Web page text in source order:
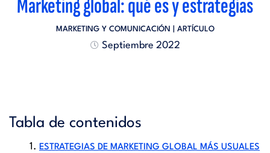
Marketing global: qué es y estrategias
MARKETING Y COMUNICACIÓN | ARTÍCULO
Septiembre 2022
Tabla de contenidos
ESTRATEGIAS DE MARKETING GLOBAL MÁS USUALES